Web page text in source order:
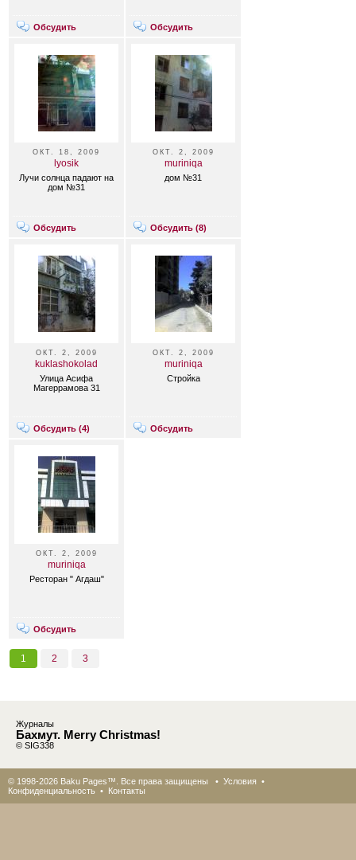
Обсудить Обсудить
ОКТ. 18, 2009
lyosik
Лучи солнца падают на
дом №31
Обсудить
ОКТ. 2, 2009
muriniqa
дом №31
Обсудить (8)
ОКТ. 2, 2009
kuklashokolad
Улица Асифа
Магеррамова 31
Обсудить (4)
ОКТ. 2, 2009
muriniqa
Стройка
Обсудить
ОКТ. 2, 2009
muriniqa
Ресторан " Агдаш"
Обсудить
1 2 3
Журналы
Бахмут. Merry Christmas!
© SIG338
© 1998-2026 Baku Pages™. Все права защищены • Условия •
Конфиденциальность • Контакты